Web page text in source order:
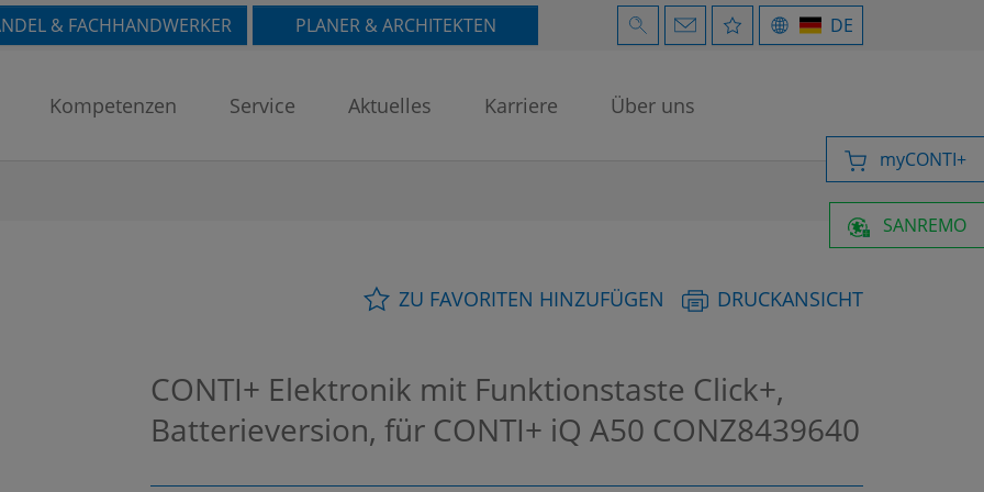
& FACHHANDWERKER PLANER & ARCHITEKTEN DE
Kompetenzen Service Aktuelles Karriere Über uns
SANREMO
myCONTI+
ZU FAVORITEN HINZUFÜGEN DRUCKANSICHT
CONTI+ Elektronik mit Funktionstaste Click+,
Batterieversion, für CONTI+ iQ A50 CONZ8439640